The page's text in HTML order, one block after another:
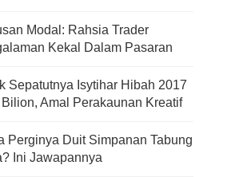
Modal: Rahsia Trader
Kekal Dalam Pasaran
Sepatutnya Isytihar Hibah 2017
Bilion, Amal Perakaunan Kreatif
Perginya Duit Simpanan Tabung
Ini Jawapannya